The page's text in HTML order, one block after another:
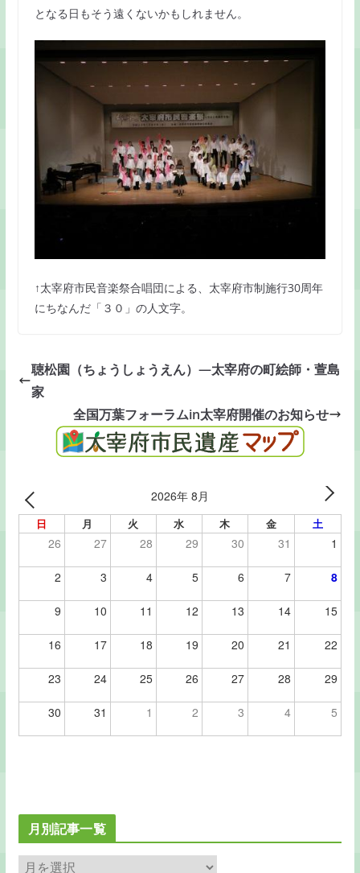
となる日もそう遠くないかもしれません。
↑太宰府市民音楽祭合唱団による、太宰府市制施行30周年
にちなんだ「３０」の人文字。
聴松園（ちょうしょうえん）―太宰府の町絵師・萱島
家
全国万葉フォーラムin太宰府開催のお知らせ
2026年 8月
日 月 火 水 木 金 土
26 27 28 29 30 31 1
2 3 4 5 6 7 8
9 10 11 12 13 14 15
16 17 18 19 20 21 22
23 24 25 26 27 28 29
30 31 1 2 3 4 5
月別記事一覧
月